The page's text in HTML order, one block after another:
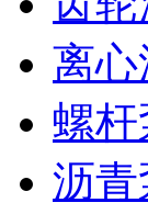
离心
螺杆
沥青